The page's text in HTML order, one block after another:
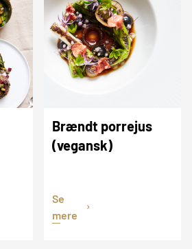
Brændt porrejus
(vegansk)
Se
mere